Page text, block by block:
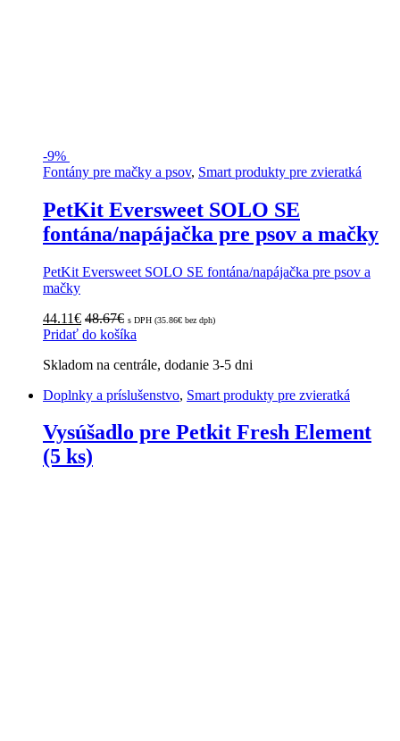
-9%
Fontány pre mačky a psov, Smart produkty pre zvieratká
PetKit Eversweet SOLO SE
fontána/napájačka pre psov a mačky
PetKit Eversweet SOLO SE fontána/napájačka pre psov a
mačky
44.11€ 48.67€ s DPH (35.86€ bez dph)
Pridať do košíka
Skladom na centrále, dodanie 3-5 dni
Doplnky a príslušenstvo, Smart produkty pre zvieratká
Vysúšadlo pre Petkit Fresh Element
(5 ks)